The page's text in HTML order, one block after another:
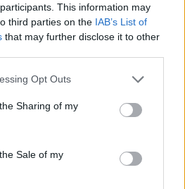
This information may
third parties on the IAB’s List of
that may further disclose it to other
app uses one or more Google
usage behaviour. You may click to
and its third-party tags to
purposes in below Google
Opt Outs
Sharing of my
Sale of my